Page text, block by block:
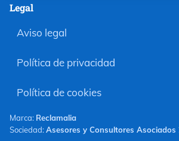
Legal
Aviso legal
Política de privacidad
Política de cookies
Marca: Reclamalia
Sociedad:Asesores y Consultores Asociados